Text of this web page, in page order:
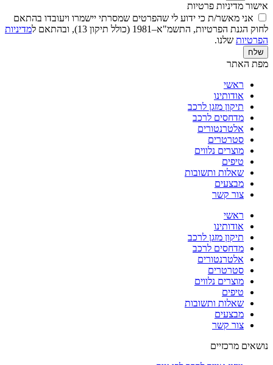
אישור מדיניות פרטיות
אני מאשר/ת כי ידוע לי שהפרטים שמסרתי יישמרו ויעובדו בהתאם
לחוק הגנת הפרטיות, התשמ"א–1981 (כולל תיקון 13), ובהתאם ל
מדיניות
הפרטיות שלנו.
שלח
מפת האתר
ראשי
אודותינו
תיקון מזגן לרכב
מדחסים לרכב
אלטרנטורים
סטרטרים
מוצרים נלווים
טיפים
שאלות ותשובות
מבצעים
צור קשר
ראשי
אודותינו
תיקון מזגן לרכב
מדחסים לרכב
אלטרנטורים
סטרטרים
מוצרים נלווים
טיפים
שאלות ותשובות
מבצעים
צור קשר
נושאים מרכזיים